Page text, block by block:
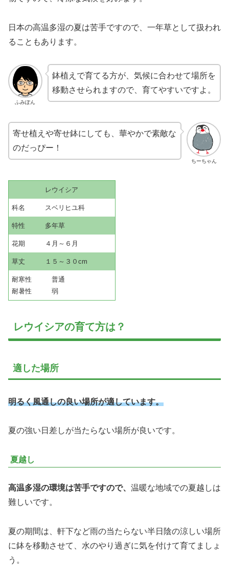
日本の高温多湿の夏は苦手ですので、一年草として扱われ
ることもあります。
ふみぽん
鉢植えで育てる方が、気候に合わせて場所を
移動させられますので、育てやすいですよ。
ちーちゃん
寄せ植えや寄せ鉢にしても、華やかで素敵な
のだっぴー！
レウイシア
科名 スベリヒユ科
特性 多年草
花期 ４月～６月
草丈 １５～３０cm
耐寒性 普通
耐暑性 弱
レウイシアの育て方は？
適した場所
明るく風通しの良い場所が適しています。
夏の強い日差しが当たらない場所が良いです。
夏越し
高温多湿の環境は苦手ですので、 温暖な地域での夏越しは
難しいです。
夏の期間は、軒下など雨の当たらない半日陰の涼しい場所
に鉢を移動させて、水のやり過ぎに気を付けて育てましょ
う。